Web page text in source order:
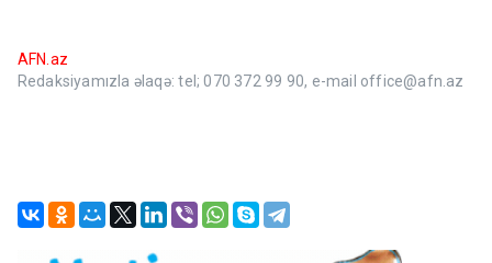
AFN.az
Redaksiyamızla əlaqə: tel; 070 372 99 90, e-mail office@afn.az